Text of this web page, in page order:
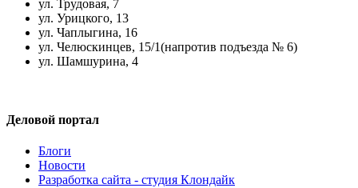
ул. Трудовая, 7
ул. Урицкого, 13
ул. Чаплыгина, 16
ул. Челюскинцев, 15/1(напротив подъезда № 6)
ул. Шамшурина, 4
Деловой портал
Блоги
Новости
Разработка сайта - студия Клондайк